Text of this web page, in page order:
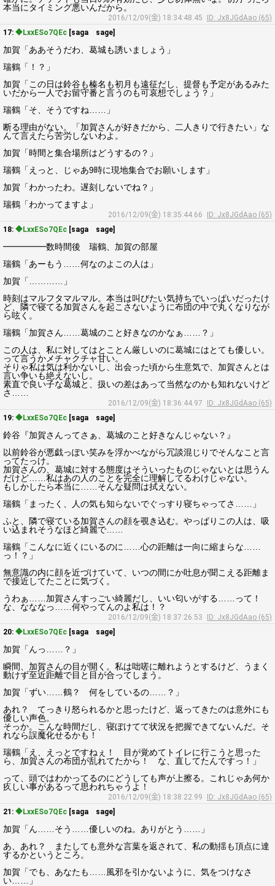
本当にタイミング悪いんだから。
2016/12/09(金) 18:34:48.45
ID: Jx8JGdAao (65)
17: ◆LxxESo7QEc [saga sage]
加賀「ああそうだわ、葛城も誘いましょう」
瑞鶴「！？」
加賀「この日は鈴谷も榛名も初月も遠征だし、提督も予定があるみた
いだから一人でお留守番と言うのも可哀想でしょう？」
瑞鶴「そ、そうですね……」
断る理由がない。「加賀さんが好きだから、二人きりで行きたい」な
んて言えたら苦労しないわよ。
加賀「時間と集合場所はどうするの？」
瑞鶴「えっと、じゃあ9時に現地集合でお願いします」
加賀「わかったわ。遅刻しないでね？」
瑞鶴「わかってますよ」
2016/12/09(金) 18:35:44.66
ID: Jx8JGdAao (65)
18: ◆LxxESo7QEc [saga sage]
━━━━━数時間後 瑞鶴、加賀の部屋
瑞鶴「あーもう……何なのよこの人は」
加賀「…………」
時刻はマルフタマルマル。本当は叫びたい気持ちでいっぱいだったけ
ど、隣で寝てる加賀さんを起こさないように布団の中で丸くなりなが
ら呟く。
瑞鶴「加賀さん……葛城のこと好きなのかなぁ……？」
この人は、私に対してはとことん厳しいのに葛城にはとても優しい。
って言うかメチャクチャ甘い。
そりゃ私は気は利かないし、出会った頃から生意気で、加賀さんとは
言い争いも絶えないし。
素直で良い子な葛城と、扱いの差はあって当然なのかも知れないけど
さ……
2016/12/09(金) 18:36:44.97
ID: Jx8JGdAao (65)
19: ◆LxxESo7QEc [saga sage]
鈴谷『加賀さんってさぁ、葛城のこと好きなんじゃない？』
以前鈴谷が悪戯っぽい笑みを浮かべながら冗談混じりでそんなこと言
ってたっけ。
加賀さんの、葛城に対する態度はそういったものじゃないとは思うん
だけど……私はあの人のことを完全に理解してるわけじゃない。
もしかしたら本当に……そんな疑問は拭えない。
瑞鶴「まったく、人の気も知らないでぐっすり寝ちゃってさ……」
ふと、隣で寝ている加賀さんの顔を覗き込む。やっぱりこの人は、吸
い込まれそうなほど綺麗で……
瑞鶴「こんなに近くにいるのに……心の距離は一向に縮まらな……
っ！？」
無意識の内に顔を近づけていて、いつの間にか吐息が聞こえる距離ま
で接近してたことに気づく。
うわぁ……加賀さんすっごい綺麗だし、いい匂いがする……って！
な、なななっ……何やってんのよ私は！？
2016/12/09(金) 18:37:26.53
ID: Jx8JGdAao (65)
20: ◆LxxESo7QEc [saga sage]
加賀「んっ……？」
瞬間、加賀さんの目が開く。私は咄嗟に離れようとするけど、うまく
動けず至近距離で目と目が合ってしまう。
加賀「ずい……鶴？ 何をしているの……？」
あれ？ てっきり怒られるかと思ったけど、返ってきたのは意外にも
優しい声色。
そっか。こんな時間だし、寝ぼけてて状況を把握できてないんだ。そ
れなら誤魔化せるかも！
瑞鶴「え、えっとですねぇ！ 目が覚めてトイレに行こうと思った
ら、加賀さんの布団が乱れてたから！ な、直してたんですっ！」
って、頭ではわかってるのにどうしても声が上擦る。これじゃあ何か
疚しい事があるって思われちゃうよ！
2016/12/09(金) 18:38:22.99
ID: Jx8JGdAao (65)
21: ◆LxxESo7QEc [saga sage]
加賀「ん……そう……優しいのね。ありがとう……」
あ、あれ？ またしても意外な言葉を返されて、私の動揺も頂点に達
するかというところ。
加賀「でも、あなたも……風邪を引かないように、気をつけなさ
い……」